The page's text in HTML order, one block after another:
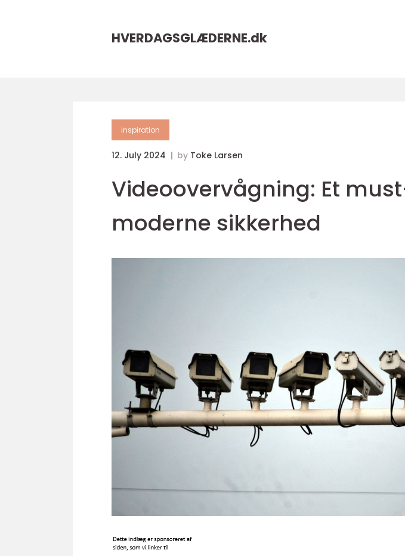
HVERDAGSGLÆDERNE.dk
inspiration
12. July 2024 by Toke Larsen
Videoovervågning: Et
moderne sikkerhed